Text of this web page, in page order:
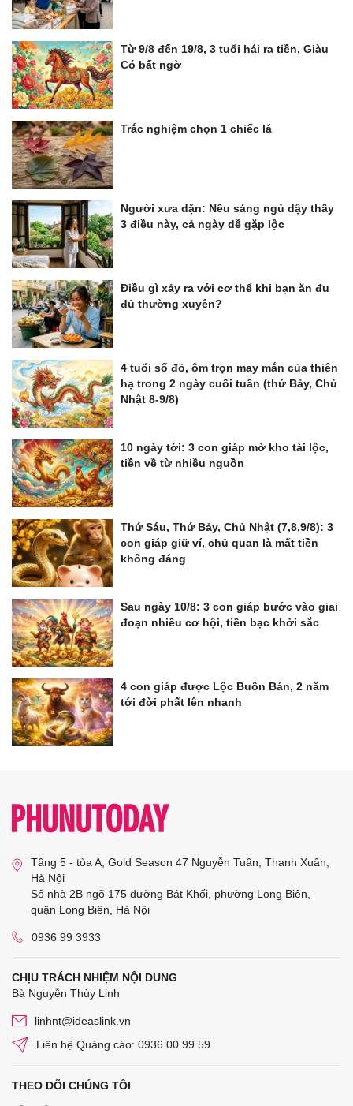
Từ 9/8 đến 19/8, 3 tuổi hái ra tiền, Giàu
Có bất ngờ
Trắc nghiệm chọn 1 chiếc lá
Người xưa dặn: Nếu sáng ngủ dậy thấy
3 điều này, cả ngày dễ gặp lộc
Điều gì xảy ra với cơ thể khi bạn ăn đu
đủ thường xuyên?
4 tuổi số đỏ, ôm trọn may mắn của thiên
hạ trong 2 ngày cuối tuần (thứ Bảy, Chủ
Nhật 8-9/8)
10 ngày tới: 3 con giáp mở kho tài lộc,
tiền về từ nhiều nguồn
Thứ Sáu, Thứ Bảy, Chủ Nhật (7,8,9/8): 3
con giáp giữ ví, chủ quan là mất tiền
không đáng
Sau ngày 10/8: 3 con giáp bước vào giai
đoạn nhiều cơ hội, tiền bạc khởi sắc
4 con giáp được Lộc Buôn Bán, 2 năm
tới đời phất lên nhanh
Tầng 5 - tòa A, Gold Season 47 Nguyễn Tuân, Thanh Xuân,
Hà Nội
Số nhà 2B ngõ 175 đường Bát Khối, phường Long Biên,
quận Long Biên, Hà Nội
0936 99 3933
CHỊU TRÁCH NHIỆM NỘI DUNG
Bà Nguyễn Thùy Linh
linhnt@ideaslink.vn
Liên hệ Quảng cáo: 0936 00 99 59
THEO DÕI CHÚNG TÔI